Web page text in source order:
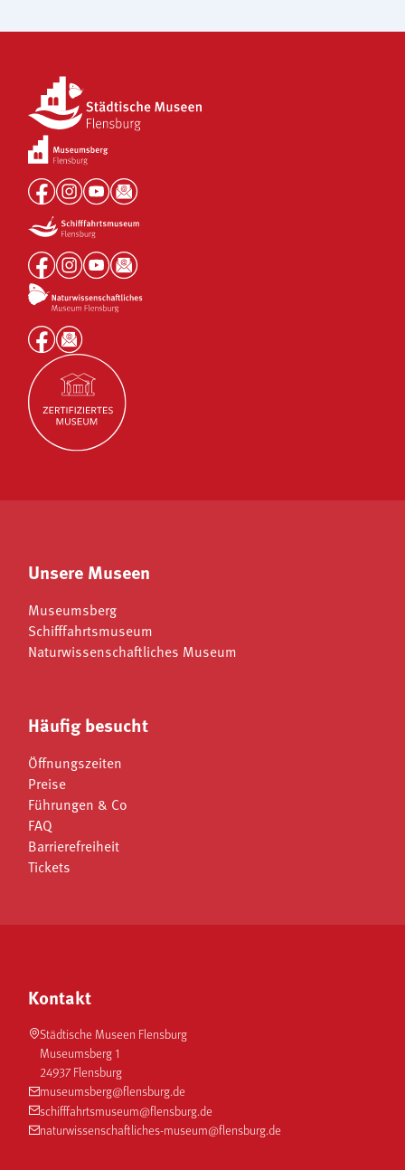
Unsere Museen
Museumsberg
Schifffahrtsmuseum
Naturwissenschaftliches Museum
Häufig besucht
Öffnungszeiten
Preise
Führungen & Co
FAQ
Barrierefreiheit
Tickets
Kontakt
Städtische Museen Flensburg
Museumsberg 1
24937 Flensburg
museumsberg@flensburg.de
schifffahrtsmuseum@flensburg.de
naturwissenschaftliches-museum@flensburg.de